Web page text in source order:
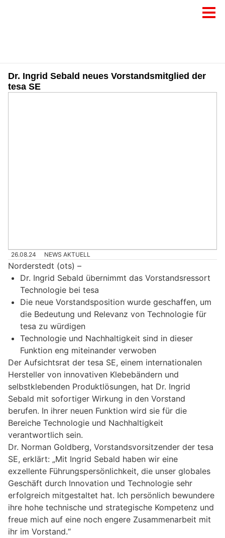
Dr. Ingrid Sebald neues Vorstandsmitglied der
tesa SE
26.08.24 NEWS AKTUELL
Norderstedt (ots) –
Dr. Ingrid Sebald übernimmt das Vorstandsressort
Technologie bei tesa
Die neue Vorstandsposition wurde geschaffen, um
die Bedeutung und Relevanz von Technologie für
tesa zu würdigen
Technologie und Nachhaltigkeit sind in dieser
Funktion eng miteinander verwoben
Der Aufsichtsrat der tesa SE, einem internationalen
Hersteller von innovativen Klebebändern und
selbstklebenden Produktlösungen, hat Dr. Ingrid
Sebald mit sofortiger Wirkung in den Vorstand
berufen. In ihrer neuen Funktion wird sie für die
Bereiche Technologie und Nachhaltigkeit
verantwortlich sein.
Dr. Norman Goldberg, Vorstandsvorsitzender der tesa
SE, erklärt: „Mit Ingrid Sebald haben wir eine
exzellente Führungspersönlichkeit, die unser globales
Geschäft durch Innovation und Technologie sehr
erfolgreich mitgestaltet hat. Ich persönlich bewundere
ihre hohe technische und strategische Kompetenz und
freue mich auf eine noch engere Zusammenarbeit mit
ihr im Vorstand.“